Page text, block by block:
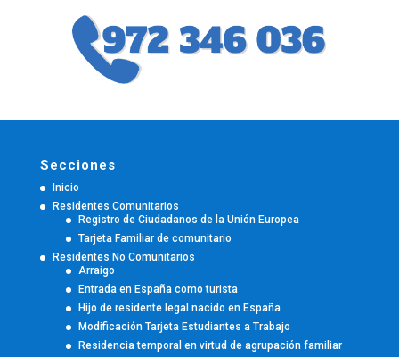
Secciones
Inicio
Residentes Comunitarios
Registro de Ciudadanos de la Unión Europea
Tarjeta Familiar de comunitario
Residentes No Comunitarios
Arraigo
Entrada en España como turista
Hijo de residente legal nacido en España
Modificación Tarjeta Estudiantes a Trabajo
Residencia temporal en virtud de agrupación familiar